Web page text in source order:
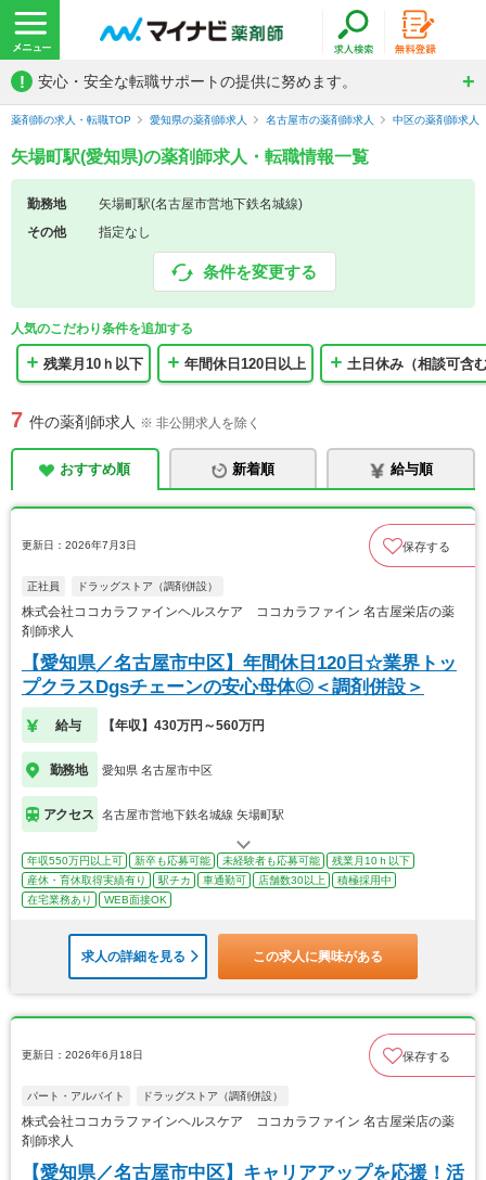
! 安心・安全な転職サポートの提供に努めます。
薬剤師の求人・転職TOP 愛知県の薬剤師求人 名古屋市の薬剤師求人 中区の薬剤師求人
矢場町駅(愛知県)の薬剤師求人・転職情報一覧
勤務地
矢場町駅(名古屋市営地下鉄名城線)
その他
指定なし
条件を変更する
人気のこだわり条件を追加する
残業月10ｈ以下 年間休日120日以上 土日休み（相談可含
7 件の薬剤師求人 ※ 非公開求人を除く
おすすめ順 新着順 給与順
更新日：2026年7月3日 保存する
正社員 ドラッグストア（調剤併設）
株式会社ココカラファインヘルスケア ココカラファイン 名古屋栄店の薬
剤師求人
【愛知県／名古屋市中区】年間休日120日☆業界トッ
プクラスDgsチェーンの安心母体◎＜調剤併設＞
給与 【年収】430万円～560万円
勤務地 愛知県 名古屋市中区
アクセス 名古屋市営地下鉄名城線 矢場町駅
年収550万円以上可 新卒も応募可能 未経験者も応募可能
残業月10ｈ以下
産休・育休取得実績有り
駅チカ 車通勤可 店舗数30以上
積極採用中
在宅業務あり
WEB面接OK
求人の詳細を見る この求人に興味がある
更新日：2026年6月18日 保存する
パート・アルバイト ドラッグストア（調剤併設）
株式会社ココカラファインヘルスケア ココカラファイン 名古屋栄店の薬
剤師求人
【愛知県／名古屋市中区】キャリアアップを応援！活